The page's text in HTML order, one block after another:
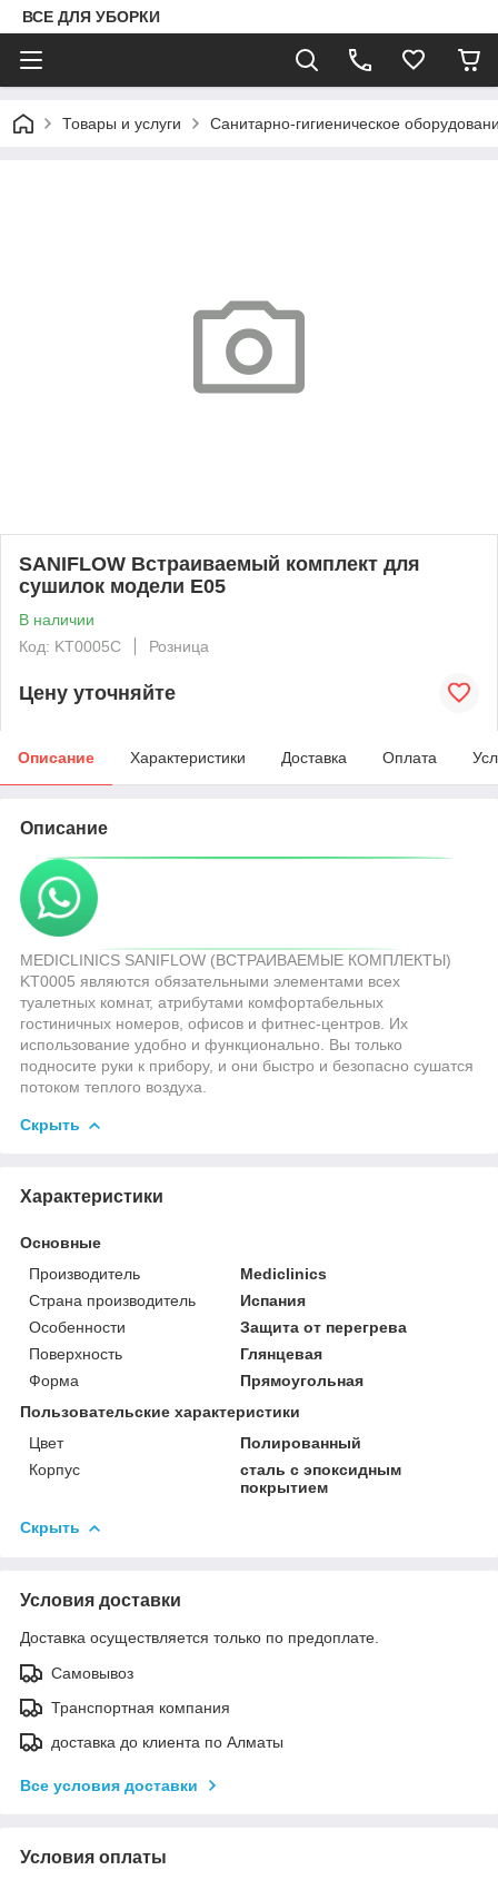
ВСЕ ДЛЯ УБОРКИ
Товары и услуги Санитарно-гигиеническое
SANIFLOW Встраиваемый комплект для
сушилок модели E05
В наличии
Код: KT0005C
Розница
Цену уточняйте
Описание Характеристики Доставка Оплата
Описание
MEDICLINICS SANIFLOW (ВСТРАИВАЕМЫЕ КОМПЛЕКТЫ)
KT0005 являются обязательными элементами всех
туалетных комнат, атрибутами комфортабельных
гостиничных номеров, офисов и фитнес-центров. Их
использование удобно и функционально. Вы только
подносите руки к прибору, и они быстро и безопасно сушатся
потоком теплого воздуха.
Скрыть
Характеристики
Основные
Производитель
Mediclinics
Страна производитель
Испания
Особенности
Защита от перегрева
Поверхность
Глянцевая
Форма
Прямоугольная
Пользовательские характеристики
Цвет
Полированный
Корпус
сталь с эпоксидным
покрытием
Скрыть
Условия доставки
Доставка осуществляется только по предоплате.
Самовывоз
Транспортная компания
доставка до клиента по Алматы
Все условия доставки
Условия оплаты